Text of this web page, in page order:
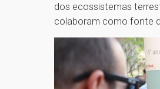
dos ecossistemas
colaboram como fonte